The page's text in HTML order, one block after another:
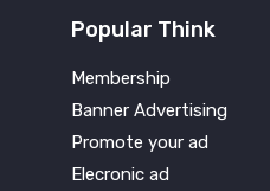
Popular Think
Membership
Banner Advertising
Promote your ad
Elecronic ad